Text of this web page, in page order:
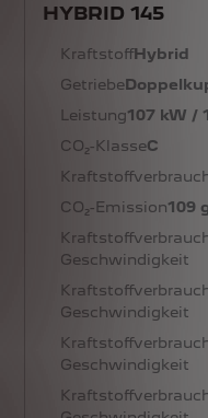
HYBRID 145
KraftstoffHybrid
Getriebe
Leistung107 kW /
CO₂-KlasseC
CO₂-Emission109
Geschwindigkeit
Geschwindigkeit
Geschwindigkeit